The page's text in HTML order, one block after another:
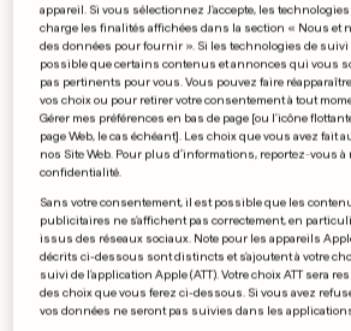
CYBERSÉCURITÉ
appareil. Si vous sélectionnez J'accepte, les
charge les finalités affichées dans la section « Nous et
des données pour fournir ». Si les technologies de suivi
possible que certains contenus et annonces qui vous
pas pertinents pour vous. Vous pouvez faire
vos choix ou pour retirer votre consentement à tout
Gérer mes préférences en bas de page [ou l'icône
page Web, le cas échéant]. Les choix que vous avez fait
nos Site Web. Pour plus d’informations, reportez-vous
confidentialité.
Sans votre consentement, il est possible que les
publicitaires ne s'affichent pas correctement, en
issus des réseaux sociaux. Note pour les appareils
décrits ci-dessous sont distincts et s'ajoutent à votre
suivi de l'application Apple (ATT). Votre choix ATT sera
des choix que vous ferez ci-dessous. Si vous avez
vos données ne seront pas suivies dans les